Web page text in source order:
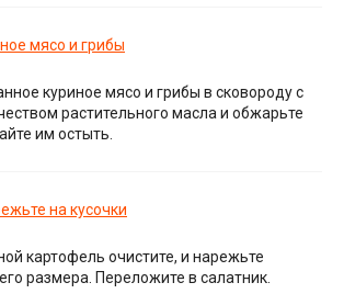
куриное мясо и грибы в сковороду с
растительного масла и обжарьте
им остыть.
картофель очистите, и нарежьте
размера. Переложите в салатник.